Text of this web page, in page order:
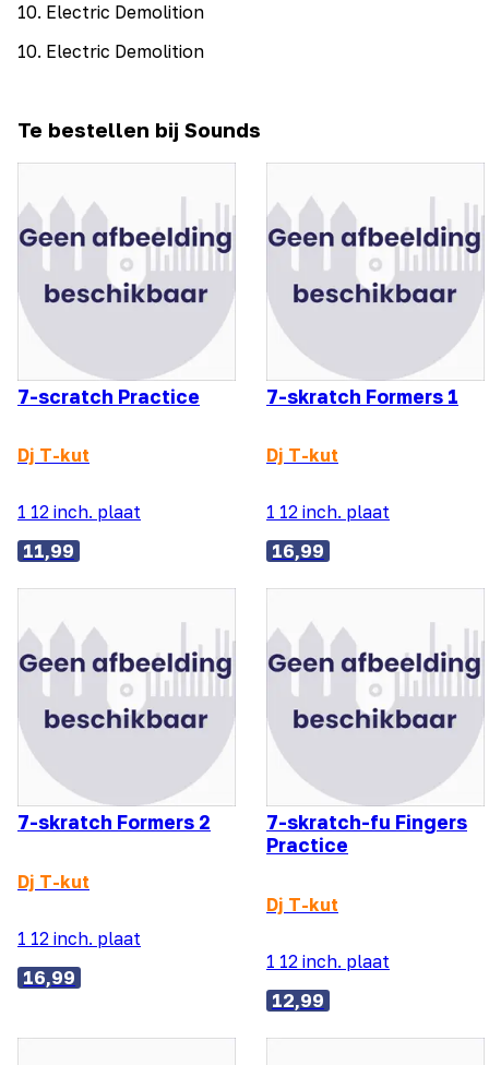
10. Electric Demolition
10. Electric Demolition
Te bestellen bij Sounds
7-scratch Practice
Dj T-kut
1 12 inch. plaat
11,99
7-skratch Formers 1
Dj T-kut
1 12 inch. plaat
16,99
7-skratch Formers 2
Dj T-kut
1 12 inch. plaat
16,99
7-skratch-fu Fingers
Practice
Dj T-kut
1 12 inch. plaat
12,99